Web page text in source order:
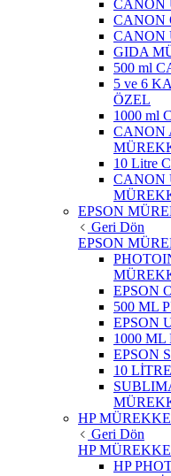
CANON
CANON
CANON
GIDA
500 ml
5 ve 6
ÖZEL
1000 ml
CANON
10 Litre
CANON
EPSON
Geri Dön
EPSON
EPSON
500 ML
EPSON
1000
EPSON
10
HP
Geri Dön
HP
HP